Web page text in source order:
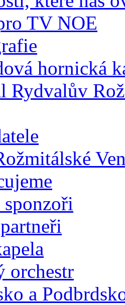
TV NOE
hornická
Rydvalův
sponzoři
orchestr
a